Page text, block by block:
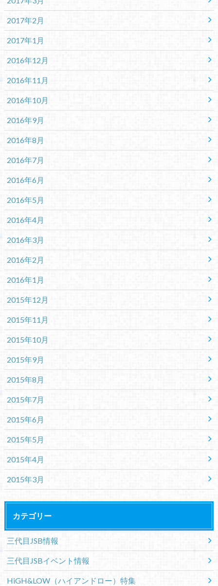
2017年2月
2017年1月
2016年12月
2016年11月
2016年10月
2016年9月
2016年8月
2016年7月
2016年6月
2016年5月
2016年4月
2016年3月
2016年2月
2016年1月
2015年12月
2015年11月
2015年10月
2015年9月
2015年8月
2015年7月
2015年6月
2015年5月
2015年4月
2015年3月
カテゴリー
三代目JSB情報
三代目JSBイベント情報
HiGH&LOW（ハイアンドロー）特集